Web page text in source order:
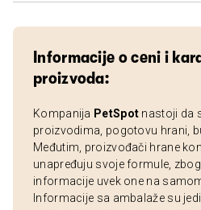
Informacije o ceni i
proizvoda:
Kompanija PetSpot nastoji da
proizvodima, pogotovu hrani,
Međutim, proizvođači hrane
unapređuju svoje formule,
informacije uvek one na
Informacije sa ambalaže su